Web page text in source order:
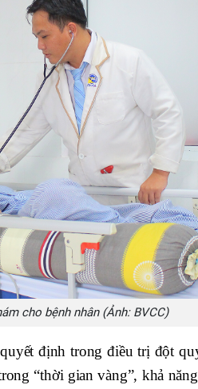
cho bệnh nhân (Ảnh: BVCC)
định trong điều trị đột
“thời gian vàng”, khả